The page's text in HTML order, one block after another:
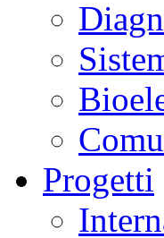
Progetti